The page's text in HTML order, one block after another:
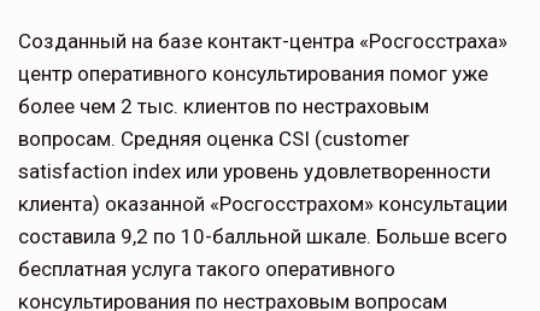
Созданный на базе контакт-центра «Росгосстраха»
центр оперативного консультирования помог уже
более чем 2 тыс. клиентов по нестраховым
вопросам. Средняя оценка CSI (customer
satisfaction index или уровень удовлетворенности
клиента) оказанной «Росгосстрахом» консультации
составила 9,2 по 10-балльной шкале. Больше всего
бесплатная услуга такого оперативного
консультирования по нестраховым вопросам